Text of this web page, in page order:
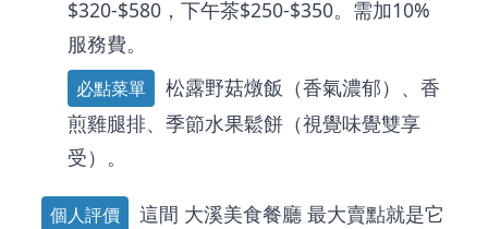
$320-$580，下午茶$250-$350。需加10%
服務費。
必點菜單
松露野菇燉飯（香氣濃郁）、香
煎雞腿排、季節水果鬆餅（視覺味覺雙享
受）。
個人評價 這間 大溪美食餐廳 最大賣點就是它